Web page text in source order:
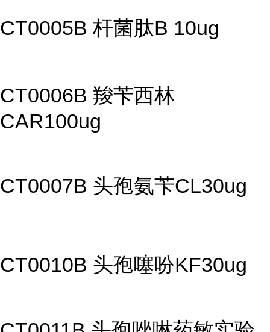
CT0005B 杆菌肽B 10ug
CT0006B 羧苄西林
CAR100ug
CT0007B 头孢氨苄CL30ug
CT0010B 头孢噻吩KF30ug